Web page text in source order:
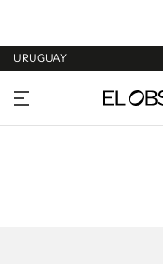
URUGUAY
URUGUAY
ARGENTINA